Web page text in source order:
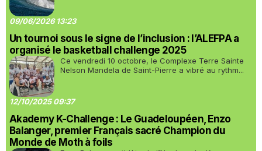
09/06/2026 13:23
Un tournoi sous le signe de l’inclusion : l’ALEFPA a
organisé le basketball challenge 2025
Ce vendredi 10 octobre, le Complexe Terre Sainte
Nelson Mandela de Saint-Pierre a vibré au rythm...
12/10/2025 09:37
Akademy K-Challenge : Le Guadeloupéen, Enzo
Balanger, premier Français sacré Champion du
Monde de Moth à foils